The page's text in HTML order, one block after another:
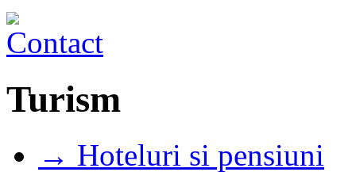
Turism
→ Hoteluri si pensiuni